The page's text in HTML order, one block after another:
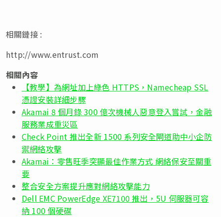
相關鏈接 :
http://www.entrust.com
相關內容
【教學】為網址加上綠色 HTTPS，Namecheap SSL
憑證安裝詳細步驟
Akamai 8 個月錄 300 億次機械人惡意登入嘗試，金融
服務業成重災區
Check Point 推出全新 1500 系列安全閘道助中小企防
禦網絡攻擊
Akamai：零售旺季突顯最佳作業方式 網絡保安至關重
要
整合安全方案提升應對網絡攻擊能力
Dell EMC PowerEdge XE7100 推出，5U 伺服器可容
納 100 個硬碟